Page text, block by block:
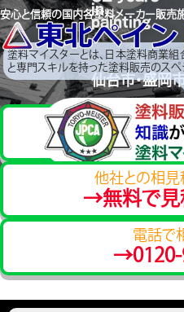
安心と信頼の国内各塗料メーカー販売
in
painting
仙台市・盛岡
東北ペイン
自社施工 ×
良いも
塗料マイスターとは、日本塗料商業
と専門スキルを持った塗料販売のスペシ
他社との相見
→無料で見
電話で
→0120-